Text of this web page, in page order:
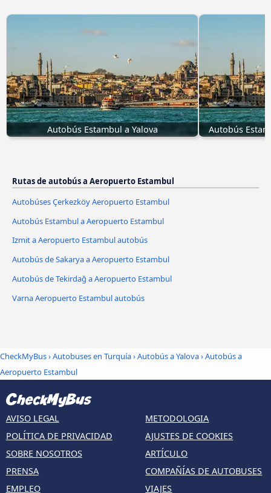
Autobús Estambul a Yalova Autobús
Rutas de autobús a Aeropuerto Estambul
Autobúses Çerkezköy Aeropuerto Estambul
Autobús Estambul a Aeropuerto Estambul
Izmit a Aeropuerto Estambul autobús
Autobús de Sakarya a Aeropuerto Estambul
Autobús de Tekirdağ a Aeropuerto Estambul
Varna Aeropuerto Estambul autobús
CheckMyBus›Autobuses en Turquía›Autobús a Yalova›Autobús a
Aeropuerto Estambul
AVISO LEGAL
POLÍTICA DE PRIVACIDAD
SOBRE NOSOTROS
PRENSA
EMPLEO
METODOLOGIA
AJUSTES DE COOKIES
ARTÍCULO
COMPAÑÍAS DE AUTOBUSES
VIAJES